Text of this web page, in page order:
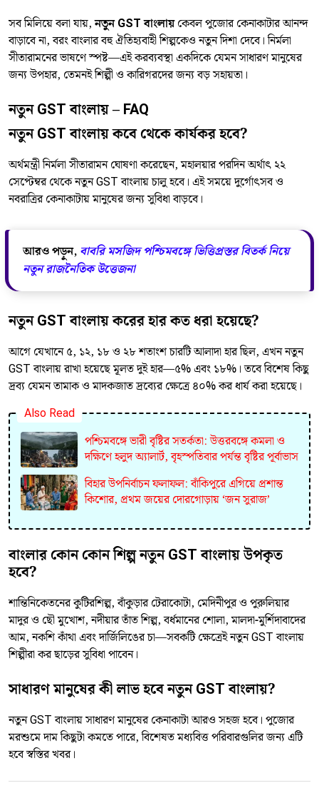
সব মিলিয়ে বলা যায়,নতুন GST বাংলায়কেবল পুজোর কেনাকাটার আনন্দ
বাড়াবে না, বরং বাংলার বহু ঐতিহ্যবাহী শিল্পকেও নতুন দিশা দেবে। নির্মলা
সীতারামনের ভাষণে স্পষ্ট—এই করব্যবস্থা একদিকে যেমন সাধারণ মানুষের
জন্য উপহার, তেমনই শিল্পী ও কারিগরদের জন্য বড় সহায়তা।
নতুন GST বাংলায় – FAQ
নতুন GST বাংলায় কবে থেকে কার্যকর হবে?
অর্থমন্ত্রী নির্মলা সীতারামন ঘোষণা করেছেন, মহালয়ার পরদিন অর্থাৎ ২২
সেপ্টেম্বর থেকে নতুন GST বাংলায় চালু হবে। এই সময়ে দুর্গোৎসব ও
নবরাত্রির কেনাকাটায় মানুষের জন্য সুবিধা বাড়বে।
আরও পড়ুন, বাবরি মসজিদ পশ্চিমবঙ্গে ভিত্তিপ্রস্তর বিতর্ক নিয়ে
নতুন রাজনৈতিক উত্তেজনা
নতুন GST বাংলায় করের হার কত ধরা হয়েছে?
আগে যেখানে ৫, ১২, ১৮ ও ২৮ শতাংশ চারটি আলাদা হার ছিল, এখন নতুন
GST বাংলায় রাখা হয়েছে মূলত দুই হার—৫% এবং ১৮%। তবে বিশেষ কিছু
দ্রব্য যেমন তামাক ও মাদকজাত দ্রব্যের ক্ষেত্রে ৪০% কর ধার্য করা হয়েছে।
Also Read
পশ্চিমবঙ্গে ভারী বৃষ্টির সতর্কতা: উত্তরবঙ্গে কমলা ও
দক্ষিণে হলুদ অ্যালার্ট, বৃহস্পতিবার পর্যন্ত বৃষ্টির পূর্বাভাস
বিহার উপনির্বাচন ফলাফল: বাঁকিপুরে এগিয়ে প্রশান্ত
কিশোর, প্রথম জয়ের দোরগোড়ায় ‘জন সুরাজ’
বাংলার কোন কোন শিল্প নতুন GST বাংলায় উপকৃত
হবে?
শান্তিনিকেতনের কুটিরশিল্প, বাঁকুড়ার টেরাকোটা, মেদিনীপুর ও পুরুলিয়ার
মাদুর ও ছৌ মুখোশ, নদীয়ার তাঁত শিল্প, বর্ধমানের শোলা, মালদা-মুর্শিদাবাদের
আম, নকশি কাঁথা এবং দার্জিলিঙের চা—সবকটি ক্ষেত্রেই নতুন GST বাংলায়
শিল্পীরা কর ছাড়ের সুবিধা পাবেন।
সাধারণ মানুষের কী লাভ হবে নতুন GST বাংলায়?
নতুন GST বাংলায় সাধারণ মানুষের কেনাকাটা আরও সহজ হবে। পুজোর
মরশুমে দাম কিছুটা কমতে পারে, বিশেষত মধ্যবিত্ত পরিবারগুলির জন্য এটি
হবে স্বস্তির খবর।